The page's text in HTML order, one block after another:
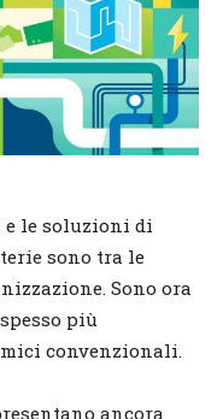
e le soluzioni di
sono tra le
Sono ora
più
convenzionali.
ancora